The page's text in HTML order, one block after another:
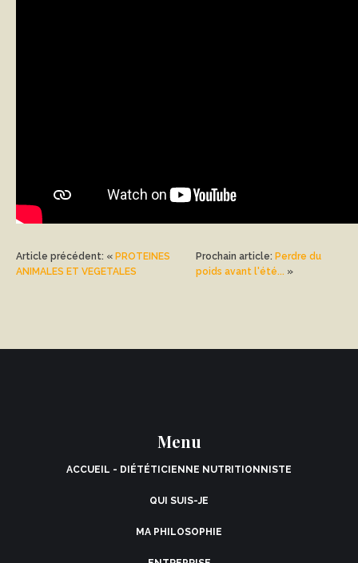
ABONNEZ-
NEWSLETTER
Article précédent: « PROTEINES
ANIMALES ET VEGETALES
Prochain article: Perdre du
poids avant l'été... »
Menu
ACCUEIL - DIÉTÉTICIENNE NUTRITIONNISTE
QUI SUIS-JE
MA PHILOSOPHIE